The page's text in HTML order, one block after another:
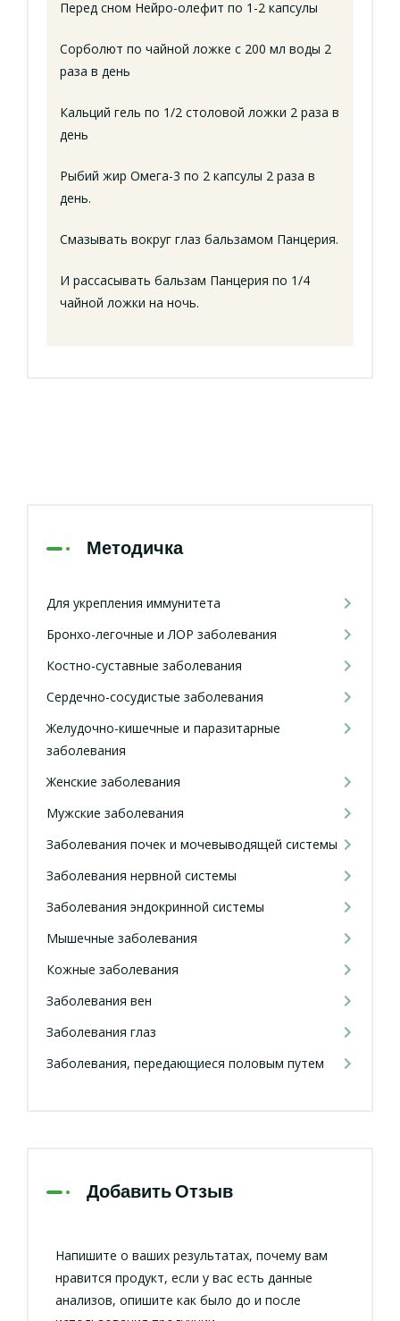
Перед сном Нейро-олефит по 1-2 капсулы
Сорболют по чайной ложке с 200 мл воды 2
раза в день
Кальций гель по 1/2 столовой ложки 2 раза в
день
Рыбий жир Омега-3 по 2 капсулы 2 раза в
день.
Смазывать вокруг глаз бальзамом Панцерия.
И рассасывать бальзам Панцерия по 1/4
чайной ложки на ночь.
Методичка
Для укрепления иммунитета
Бронхо-легочные и ЛОР заболевания
Костно-суставные заболевания
Сердечно-сосудистые заболевания
Желудочно-кишечные и паразитарные
заболевания
Женские заболевания
Мужские заболевания
Заболевания почек и мочевыводящей системы
Заболевания нервной системы
Заболевания эндокринной системы
Мышечные заболевания
Кожные заболевания
Заболевания вен
Заболевания глаз
Заболевания, передающиеся половым путем
Добавить Отзыв
Напишите о ваших результатах, почему вам
нравится продукт, если у вас есть данные
анализов, опишите как было до и после